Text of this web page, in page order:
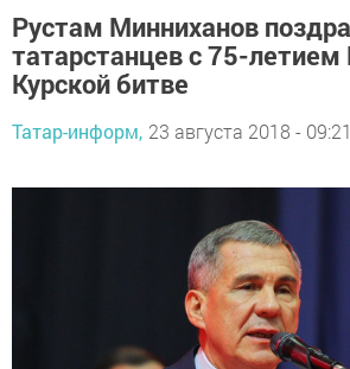
Рустам Минниханов
татарстанцев с 75-
Курской битве
Татар-информ, 23 августа 2018 - 09:21